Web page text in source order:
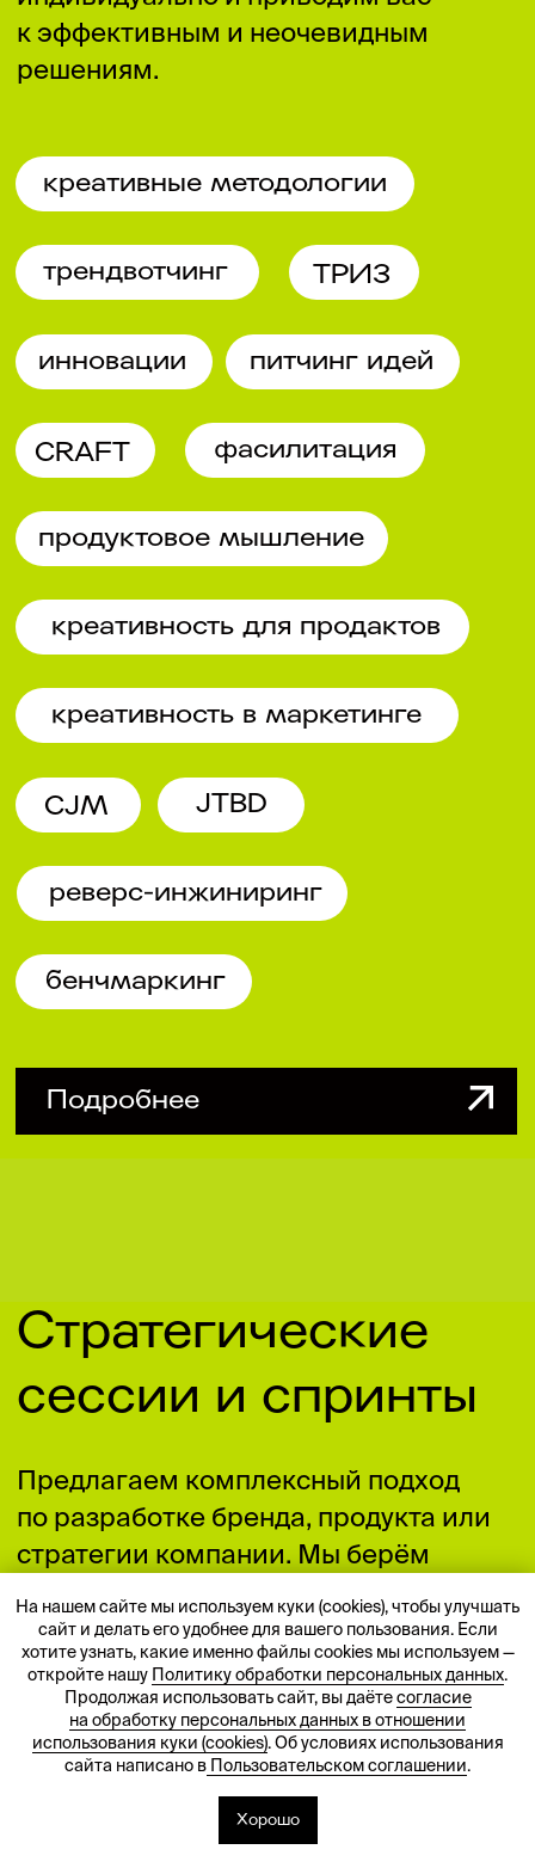
На нашем сайте мы используем куки (cookies), чтобы улучшать
сайт и делать его удобнее для вашего пользования. Если
хотите узнать, какие именно файлы cookies мы используем —
откройте нашу
Политику обработки персональных данных.
Продолжая использовать сайт, вы даёте согласие
на обработку персональных данных в отношении
использования куки (cookies). Об условиях использования
сайта написано в
Пользовательском соглашении.
Хорошо
Сведения и документы организации,
осуществляющей образовательную деятельность
Сведения и документы организации,
осуществляющей оказание консультационных
услуг по проведению курсов
Образовательная лицензия № Л035-01298-
77/00179730 от 28.02.2022
Сайт Министерства науки и высшего образования
РФ»/«Сайт Министерства просвещения РФ»
СДС «Методология CRAFT», свидетельство №
Пользовательское соглашение
Придумано в ИКРЕ
Блог ИКРЫ
Презентация об ИКРЕ